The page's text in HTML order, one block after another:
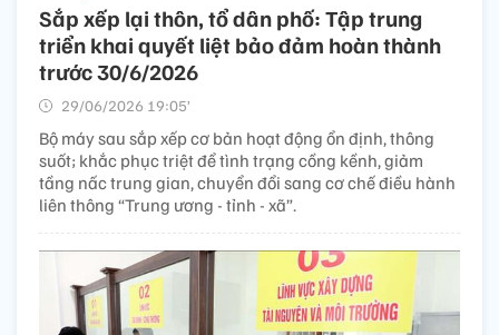
Sắp xếp lại thôn, tổ dân phố: Tập trung
triển khai quyết liệt bảo đảm hoàn thành
trước 30/6/2026
29/06/2026 19:05’
Bộ máy sau sắp xếp cơ bản hoạt động ổn định, thông
suốt; khắc phục triệt để tình trạng cồng kềnh, giảm
tầng nấc trung gian, chuyển đổi sang cơ chế điều hành
liên thông “Trung ương - tỉnh - xã”.